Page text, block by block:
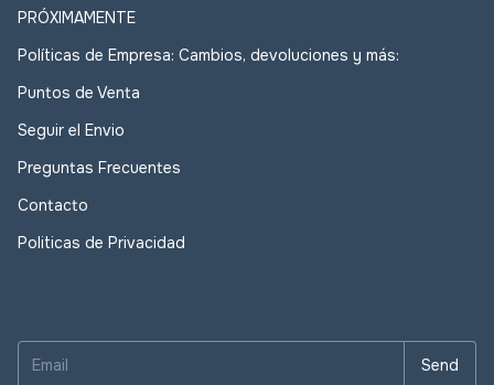
PRÓXIMAMENTE
Políticas de Empresa: Cambios, devoluciones y más:
Puntos de Venta
Seguir el Envio
Preguntas Frecuentes
Contacto
Politicas de Privacidad